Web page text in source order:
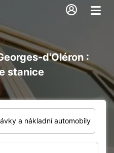
d'Oléron :
stanice
a nákladní automobily